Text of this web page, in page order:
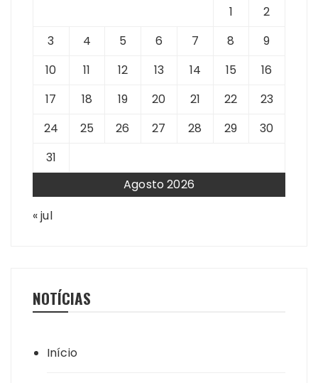
Agosto 2026
1
2
3
4 5 6 7 8
9
10
11 12 13 14 15
16
17
18 19 20 21 22
23
24
25 26 27 28 29
30
31
« jul
NOTÍCIAS
Início